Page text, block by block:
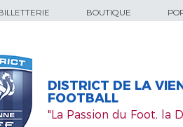
BOUTIQUE
DISTRICT DE LA
FOOTBALL
"La Passion du Foot, la